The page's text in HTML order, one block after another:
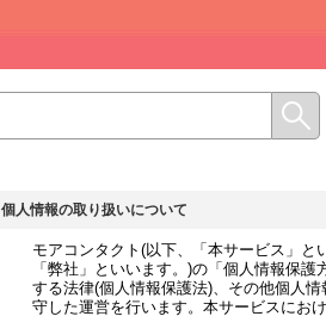
個人情報の取り扱いについて
モアコンタクト(以下、「本サービス」
「弊社」といいます。)の「個人情報保
する法律(個人情報保護法)、その他個人
守した運営を行います。本サービスにお